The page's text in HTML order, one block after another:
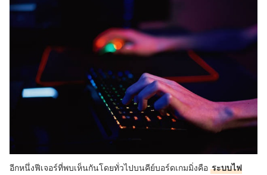
อีกหนึ่งฟีเจอร์ที่พบเห็นกันโดยทั่วไปบนคีย์บอร์ดเกมมิ่งคือ ระบบไฟ